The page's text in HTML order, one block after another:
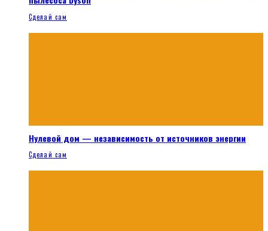
Сделай сам
Нулевой дом — независимость от источников энергии
Сделай сам